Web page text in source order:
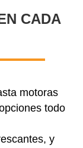
CADA
motoras
todo
y